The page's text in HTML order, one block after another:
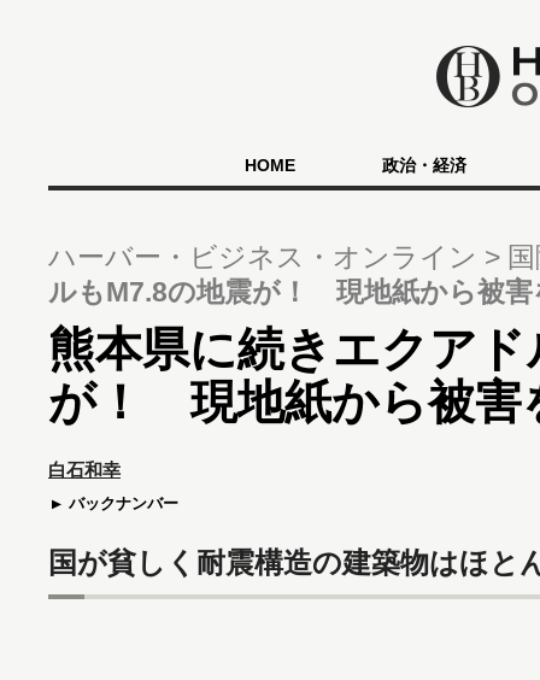
HOME 政治・経済
ハーバー・ビジネス・オンライン
ルもM7.8の地震が！ 現地紙から被害
熊本県に続きエクア
が！ 現地紙から被害
白石和幸
バックナンバー
国が貧しく耐震構造の建築物はほと